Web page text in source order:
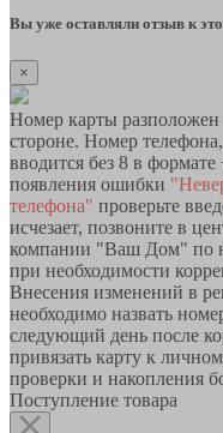
Вы уже оставляли отзыв к
×
Номер карты
стороне. Номер
вводится без 8 в
появления ошибки
телефона" проверьте
исчезает, позвоните в
компании "Ваш Дом" по
при необходимости
Внесения изменений в
необходимо назвать
следующий день после
привязать карту к
проверки и накопления
Поступление товара